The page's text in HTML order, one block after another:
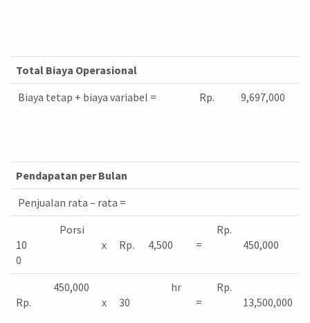
Total Biaya Operasional
Biaya tetap + biaya variabel =
Rp. 9,697,000
Pendapatan per Bulan
Penjualan rata – rata =
10
0
Porsi
x
Rp. 4,500 =
Rp.
450,000
Rp.
450,000
x
30
hr
=
Rp.
13,500,000